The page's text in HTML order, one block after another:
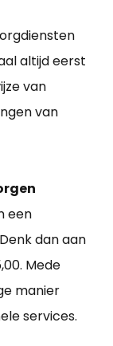
altijd eerst
van
van
een
dan aan
Mede
manier
services.